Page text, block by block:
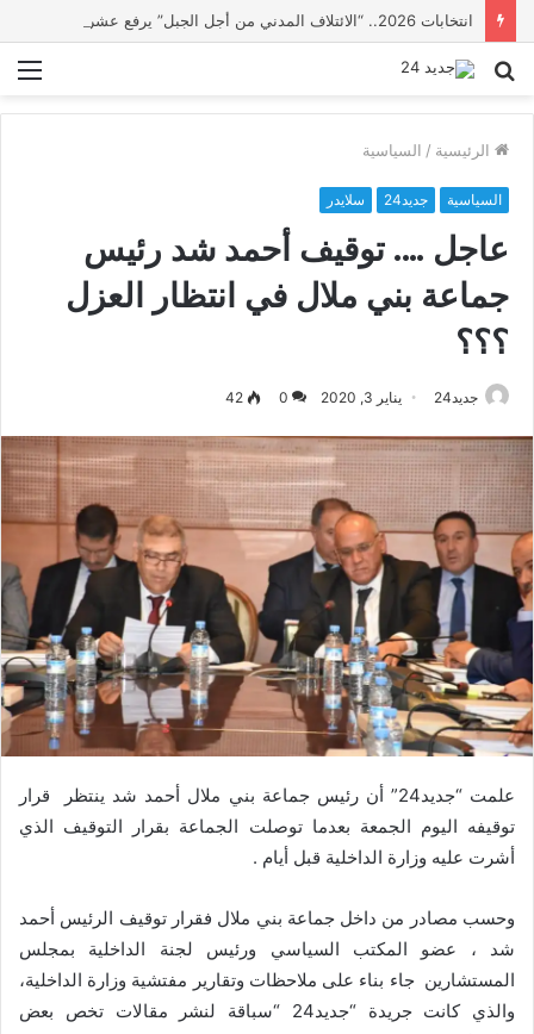
بحث
الرئيسية / السياسية
السياسية جديد24 سلايدر
عاجل …. توقيف أحمد شد رئيس
جماعة بني ملال في انتظار العزل
؟؟؟
جديد24 يناير 3, 2020 0
42
علمت “جديد24” أن رئيس جماعة بني ملال أحمد شد ينتظر قرار
توقيفه اليوم الجمعة بعدما توصلت الجماعة بقرار التوقيف الذي
أشرت عليه وزارة الداخلية قبل أيام .
وحسب مصادر من داخل جماعة بني ملال فقرار توقيف الرئيس أحمد
شد ، عضو المكتب السياسي ورئيس لجنة الداخلية بمجلس
المستشارين جاء بناء على ملاحظات وتقارير مفتشية وزارة الداخلية،
والذي كانت جريدة “جديد24 “سباقة لنشر مقالات تخص بعض